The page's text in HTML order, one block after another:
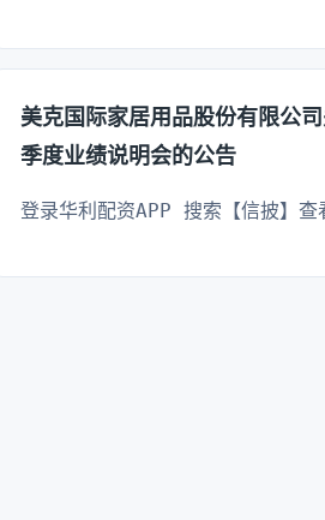
美克国际家居用品股份有限公
季度业绩说明会的公告
登录华利配资APP 搜索【信披】查